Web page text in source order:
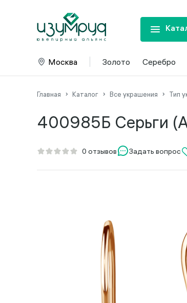
Москва Золото Серебро
Главная Каталог Все украшения Тип
400985Б Серьги
Задать вопрос